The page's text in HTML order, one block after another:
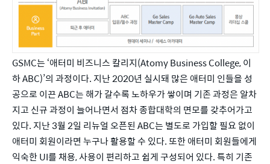
GSMC는 ‘애터미 비즈니스 칼리지(Atomy Business College, 이
하 ABC)’의 과정이다. 지난 2020년 실시돼 많은 애터미 인들을 성
공으로 이끈 ABC는 해가 갈수록 노하우가 쌓이며 기존 과정은 알차
지고 신규 과정이 늘어나면서 점차 종합대학의 면모를 갖추어가고
있다. 지난 3월 2일 리뉴얼 오픈된 ABC는 별도로 가입할 필요 없이
애터미 회원이라면 누구나 활용할 수 있다. 또한 애터미 회원들에게
익숙한 UI를 채용, 사용이 편리하고 쉽게 구성되어 있다. 특히 기존